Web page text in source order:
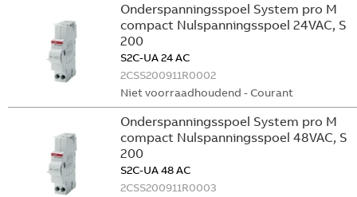
Onderspanningsspoel System pro M
compact Nulspanningsspoel 24VAC, S
200
S2C-UA 24 AC
2CSS200911R0002
Niet voorraadhoudend - Courant
Onderspanningsspoel System pro M
compact Nulspanningsspoel 48VAC, S
200
S2C-UA 48 AC
2CSS200911R0003